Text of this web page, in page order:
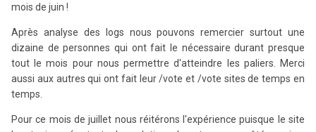
mois de juin !
Après analyse des logs nous pouvons remercier surtout une
dizaine de personnes qui ont fait le nécessaire durant presque
tout le mois pour nous permettre d'atteindre les paliers. Merci
aussi aux autres qui ont fait leur /vote et /vote sites de temps en
temps.
Pour ce mois de juillet nous réitérons l'expérience puisque le site